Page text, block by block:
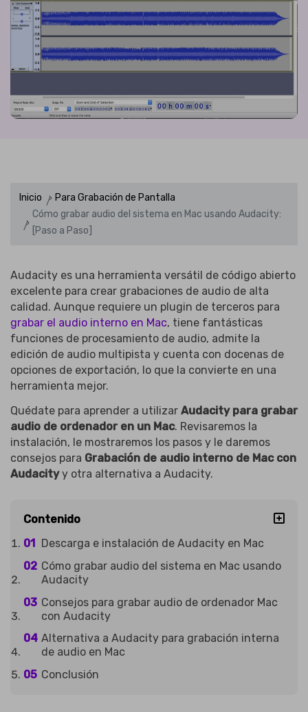
Inicio
Para Grabación de Pantalla
Cómo grabar audio del sistema en Mac usando Audacity:
[Paso a Paso]
Audacity es una herramienta versátil de código abierto
excelente para crear grabaciones de audio de alta
calidad. Aunque requiere un plugin de terceros para
grabar el audio interno en Mac, tiene fantásticas
funciones de procesamiento de audio, admite la
edición de audio multipista y cuenta con docenas de
opciones de exportación, lo que la convierte en una
herramienta mejor.
Quédate para aprender a utilizar Audacity para grabar
audio de ordenador en un Mac. Revisaremos la
instalación, le mostraremos los pasos y le daremos
consejos para Grabación de audio interno de Mac con
Audacityy otra alternativa a Audacity.
Contenido
Descarga e instalación de Audacity en Mac
Cómo grabar audio del sistema en Mac usando
Audacity
Consejos para grabar audio de ordenador Mac
con Audacity
Alternativa a Audacity para grabación interna
de audio en Mac
Conclusión